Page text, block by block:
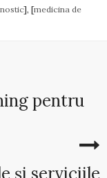
], [medicina de
pentru
și serviciile